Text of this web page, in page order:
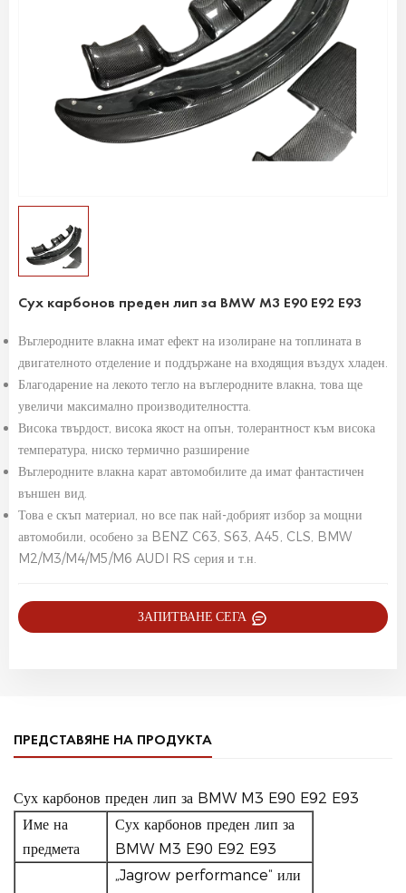
Сух карбонов преден лип за BMW M3 E90 E92 E93
Въглеродните влакна имат ефект на изолиране на топлината в
двигателното отделение и поддържане на входящия въздух хладен.
Благодарение на лекото тегло на въглеродните влакна, това ще
увеличи максимално производителността.
Висока твърдост, висока якост на опън, толерантност към висока
температура, ниско термично разширение
Въглеродните влакна карат автомобилите да имат фантастичен
външен вид.
Това е скъп материал, но все пак най-добрият избор за мощни
автомобили, особено за BENZ C63, S63, A45, CLS, BMW
M2/M3/M4/M5/M6 AUDI RS серия и т.н.
ЗАПИТВАНЕ СЕГА
ПРЕДСТАВЯНЕ НА ПРОДУКТА
Сух карбонов преден лип за BMW M3 E90 E92 E93
Име на
предмета
Сух карбонов преден лип за
BMW M3 E90 E92 E93
„Jagrow performance“ или